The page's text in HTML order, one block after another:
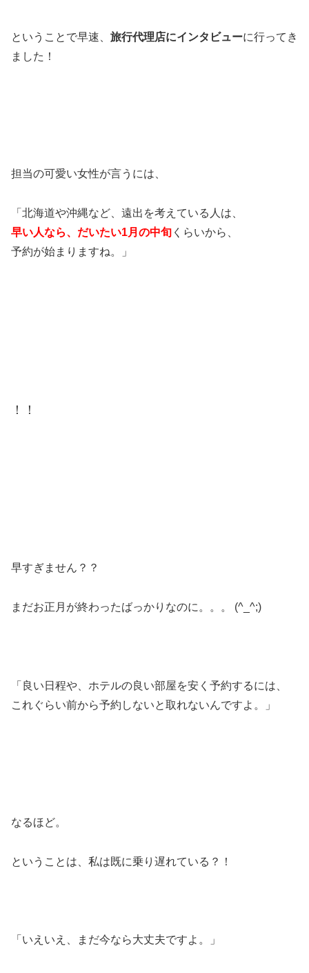
ということで早速、 旅行代理店にインタビューに行ってき
ました！
担当の可愛い女性が言うには、
「北海道や沖縄など、遠出を考えている人は、
早い人なら、だいたい1月の中旬 くらいから、
予約が始まりますね。」
！！
早すぎません？？
まだお正月が終わったばっかりなのに。。。 (^_^;)
「良い日程や、ホテルの良い部屋を安く予約するには、
これぐらい前から予約しないと取れないんですよ。」
なるほど。
ということは、私は既に乗り遅れている？！
「いえいえ、まだ今なら大丈夫ですよ。」